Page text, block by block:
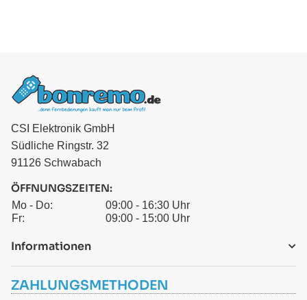
CSI Elektronik GmbH
Südliche Ringstr. 32
91126 Schwabach
ÖFFNUNGSZEITEN:
Mo - Do:
09:00 - 16:30 Uhr
Fr:
09:00 - 15:00 Uhr
Informationen
ZAHLUNGSMETHODEN